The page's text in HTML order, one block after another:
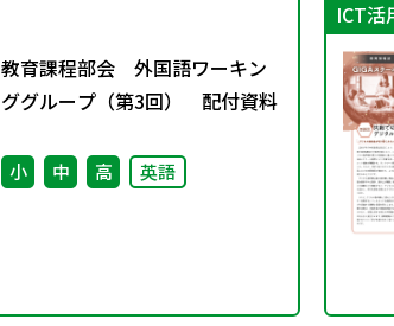
教育課程部会 外国語ワーキン
ググループ（第3回） 配付資料
小 中 高 英語
ICT活